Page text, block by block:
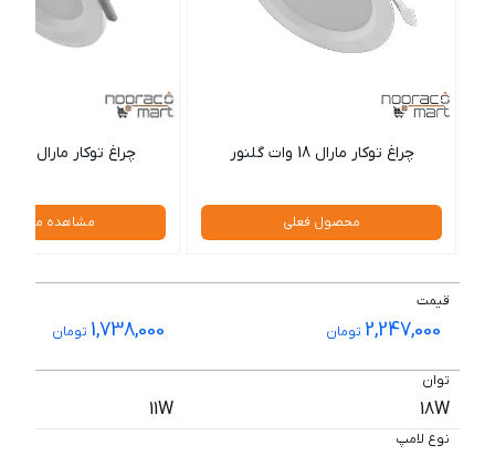
چراغ توکار مارال 18 وات گلنور
محصول فعلی
چراغ توکار مارال 11 وات گلنور
مشاهده
قیمت
2,247,000 تومان 1,738,000 تومان
توان
18W
11W
نوع لامپ